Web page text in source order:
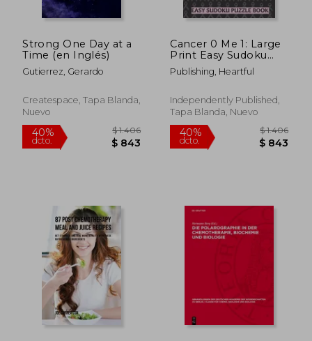
40% 40%
Strong One Day at a
Time (en Inglés)
Gutierrez, Gerardo
Createspace, Tapa Blanda,
Nuevo
Cancer 0 Me 1: Large
Print Easy Sudoku
Puzzles For Men
Women, Kids and
Soon Activity Book -
Perfect Gift For
Publishing, Heartful
Independently Published,
Tapa Blanda, Nuevo